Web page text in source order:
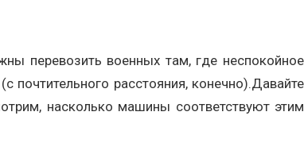
перевозить военных там, где неспокойное
почтительного расстояния, конечно).Давайте
насколько машины соответствуют этим